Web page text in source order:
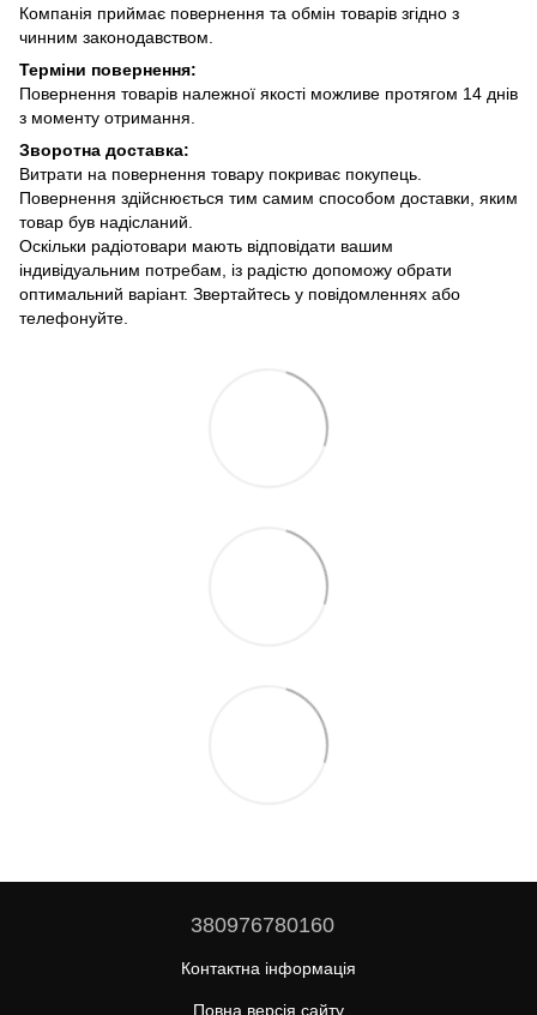
Компанія приймає повернення та обмін товарів згідно з
чинним законодавством.
Терміни повернення:
Повернення товарів належної якості можливе протягом 14 днів
з моменту отримання.
Зворотна доставка:
Витрати на повернення товару покриває покупець.
Повернення здійснюється тим самим способом доставки, яким
товар був надісланий.
Оскільки радіотовари мають відповідати вашим
індивідуальним потребам, із радістю допоможу обрати
оптимальний варіант. Звертайтесь у повідомленнях або
телефонуйте.
380976780160
Контактна інформація
Повна версія сайту